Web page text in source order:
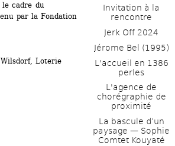
le cadre du
par la Fondation
Loterie
Invitation à la
rencontre
Jerk Off 2024
Jérome Bel (1995)
L'accueil en 1386
perles
L'agence de
chorégraphie de
proximité
La bascule d’un
paysage — Sophie
Comtet Kouyaté